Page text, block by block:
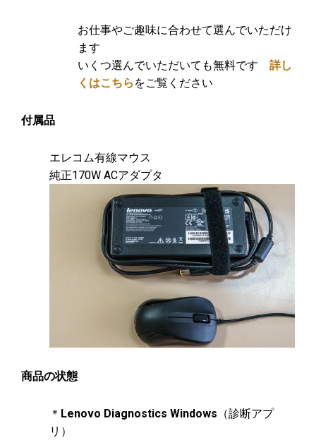
お仕事やご趣味に合わせて選んでいただけ
ます
いくつ選んでいただいても無料です 詳し
くはこちら をご覧ください
付属品
エレコム有線マウス
純正170W ACアダプタ
商品の状態
＊ Lenovo Diagnostics Windows （診断アプ
リ）